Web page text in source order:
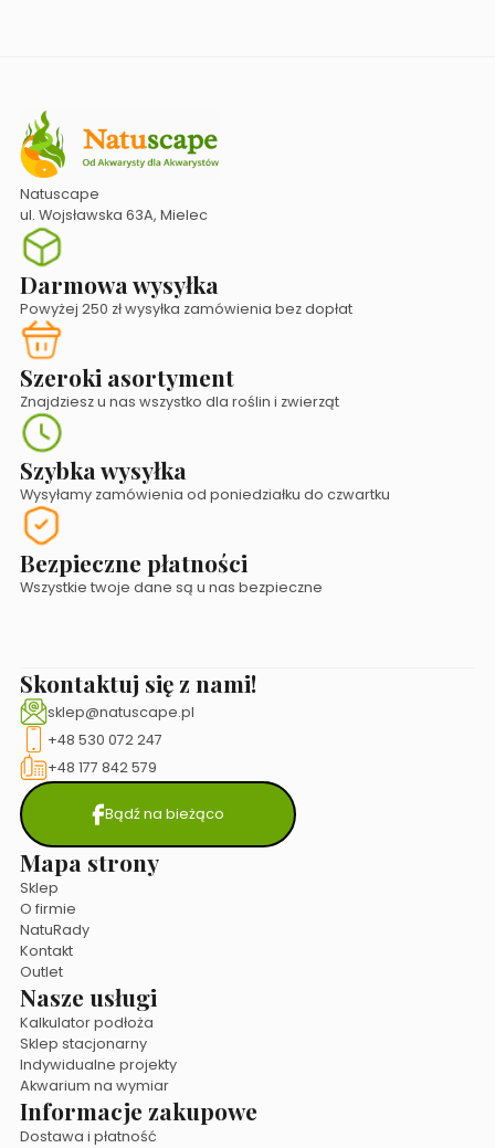
Natuscape
ul. Wojsławska 63A, Mielec
Darmowa wysyłka
Powyżej 250 zł wysyłka zamówienia bez dopłat
Szeroki asortyment
Znajdziesz u nas wszystko dla roślin i zwierząt
Szybka wysyłka
Wysyłamy zamówienia od poniedziałku do czwartku
Bezpieczne płatności
Wszystkie twoje dane są u nas bezpieczne
Skontaktuj się z nami!
sklep@natuscape.pl
+48 530 072 247
+48 177 842 579
Bądź na bieżąco
Mapa strony
Sklep
O firmie
NatuRady
Kontakt
Outlet
Nasze usługi
Kalkulator podłoża
Sklep stacjonarny
Indywidualne projekty
Akwarium na wymiar
Informacje zakupowe
Dostawa i płatność